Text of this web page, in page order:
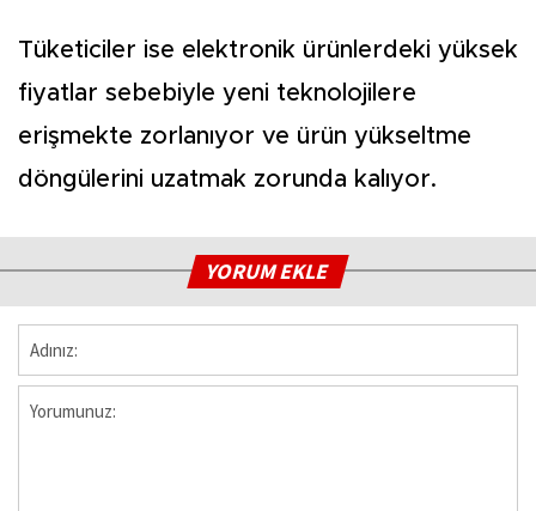
Tüketiciler ise elektronik ürünlerdeki yüksek
fiyatlar sebebiyle yeni teknolojilere
erişmekte zorlanıyor ve ürün yükseltme
döngülerini uzatmak zorunda kalıyor.
YORUM EKLE